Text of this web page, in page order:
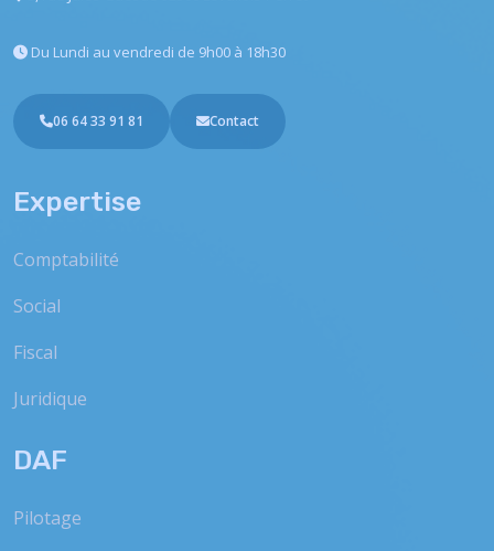
Du Lundi au vendredi de 9h00 à 18h30
06 64 33 91 81 Contact
Expertise
Comptabilité
Social
Fiscal
Juridique
DAF
Pilotage